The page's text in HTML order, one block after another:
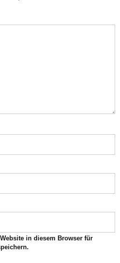
in diesem Browser für